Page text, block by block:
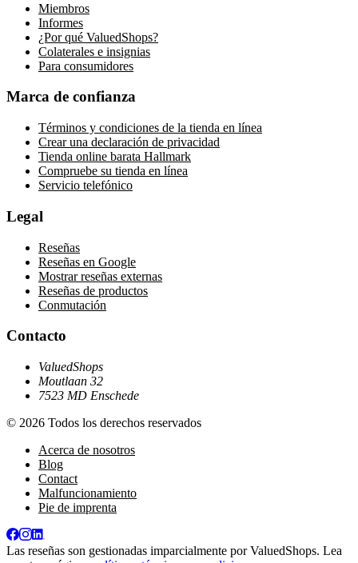
Miembros
Informes
¿Por qué ValuedShops?
Colaterales e insignias
Para consumidores
Marca de confianza
Términos y condiciones de la tienda en línea
Crear una declaración de privacidad
Tienda online barata Hallmark
Compruebe su tienda en línea
Servicio telefónico
Legal
Reseñas
Reseñas en Google
Mostrar reseñas externas
Reseñas de productos
Conmutación
Contacto
ValuedShops
Moutlaan 32
7523 MD Enschede
© 2026 Todos los derechos reservados
Acerca de nosotros
Blog
Contact
Malfuncionamiento
Pie de imprenta
Las reseñas son gestionadas imparcialmente porValuedShops. Lea